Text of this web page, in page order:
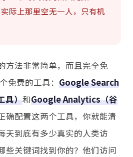
际上那里空无一人，只有机
方法非常简单，而且完全免
免费的工具： Google Search
具）和Google Analytics（谷
确配置这两个工具，你就能清
天到底有多少真实的人类访
些关键词找到你的？他们访问